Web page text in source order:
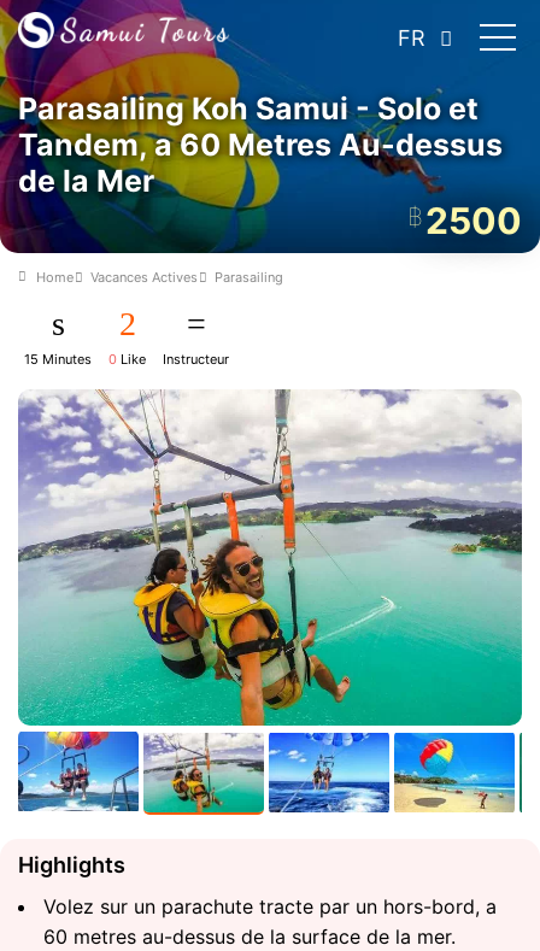
FR
Parasailing Koh Samui - Solo et
Tandem, a 60 Metres Au-dessus
de la Mer
฿2500
Home Vacances Actives Parasailing
15 Minutes 0 Like Instructeur
Highlights
Volez sur un parachute tracte par un hors-bord, a
60 metres au-dessus de la surface de la mer.